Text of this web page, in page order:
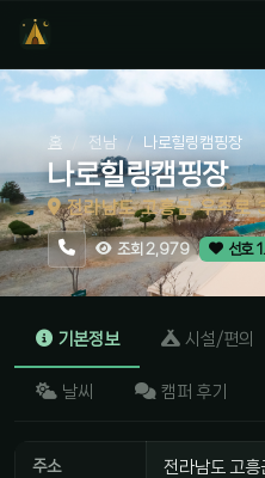
홈 전남 나로힐링캠핑장
나로힐링캠핑장
전라남도 고흥군 우주
조회 2,979 선호
기본정보 시설/편의
날씨 캠퍼 후기
주소 전라남도 고